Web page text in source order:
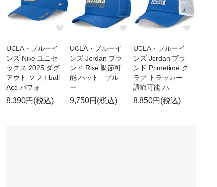
UCLA・ブルーイ
ンズ Nike ユニセ
ックス 2025 ダグ
アウト ソフトball
Ace パフォ
8,390円(税込)
UCLA・ブルーイ
ンズ Jordan ブラ
ンド Rise 調節可
能 ハット - ブル
ー
9,750円(税込)
UCLA・ブルーイ
ンズ Jordan ブラ
ンド Primetime ク
ラブ トラッカー
調節可能 ハ
8,850円(税込)